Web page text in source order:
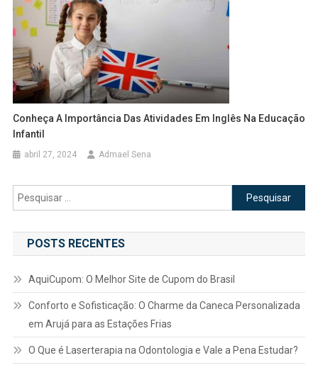
Conheça A Importância Das Atividades Em Inglês Na Educação
Infantil
abril 27, 2024 Admael Sena
Pesquisar
por:
POSTS RECENTES
AquiCupom: O Melhor Site de Cupom do Brasil
Conforto e Sofisticação: O Charme da Caneca Personalizada
em Arujá para as Estações Frias
O Que é Laserterapia na Odontologia e Vale a Pena Estudar?